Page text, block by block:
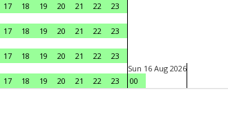
17 18 19 20 21 22
23
17 18 19 20 21 22
23
17 18 19 20 21 22
23
17 18 19 20 21 22 23
Sun 16 Aug 2026
00